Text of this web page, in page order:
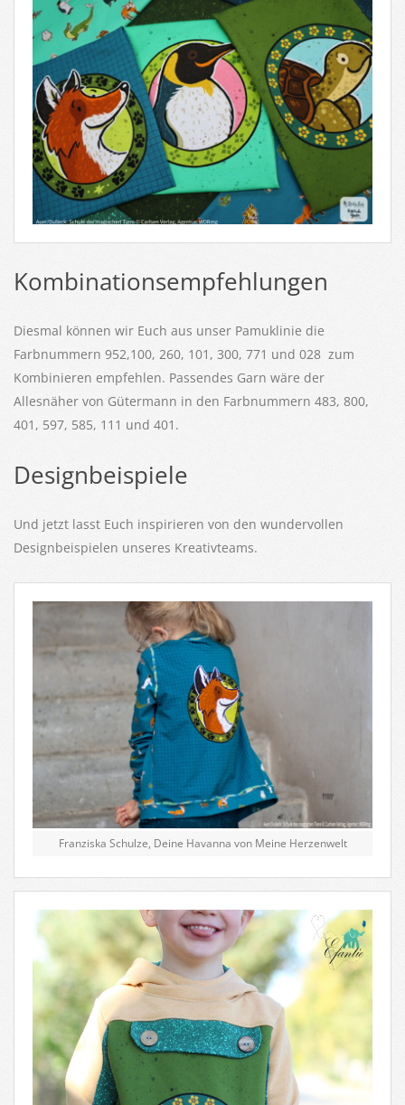
Kombinationsempfehlungen
Diesmal können wir Euch aus unser Pamuklinie die
Farbnummern 952,100, 260, 101, 300, 771 und 028 zum
Kombinieren empfehlen. Passendes Garn wäre der
Allesnäher von Gütermann in den Farbnummern 483, 800,
401, 597, 585, 111 und 401.
Designbeispiele
Und jetzt lasst Euch inspirieren von den wundervollen
Designbeispielen unseres Kreativteams.
Franziska Schulze, Deine Havanna von Meine Herzenwelt